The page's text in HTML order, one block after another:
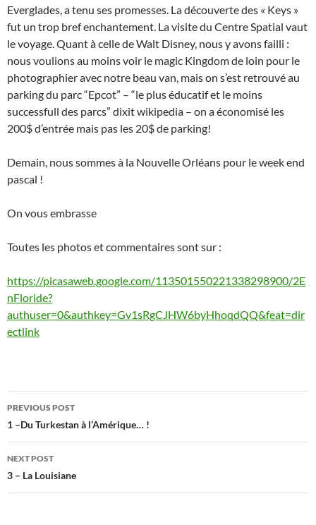
Everglades, a tenu ses promesses. La découverte des « Keys »
fut un trop bref enchantement. La visite du Centre Spatial vaut
le voyage. Quant à celle de Walt Disney, nous y avons failli :
nous voulions au moins voir le magic Kingdom de loin pour le
photographier avec notre beau van, mais on s’est retrouvé au
parking du parc “Epcot” – “le plus éducatif et le moins
successfull des parcs” dixit wikipedia – on a économisé les
200$ d’entrée mais pas les 20$ de parking!
Demain, nous sommes à la Nouvelle Orléans pour le week end
pascal !
On vous embrasse
Toutes les photos et commentaires sont sur :
https://picasaweb.google.com/113501550221338298900/2E
nFloride?
authuser=0&authkey=Gv1sRgCJHW6byHhoqdQQ&feat=dir
ectlink
Post
navigation
PREVIOUS POST
1 –Du Turkestan à l’Amérique… !
NEXT POST
3 – La Louisiane